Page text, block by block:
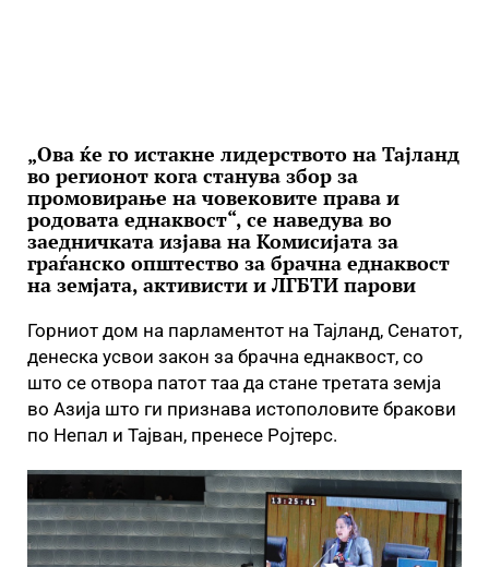
„Ова ќе го истакне лидерството на Тајланд
во регионот кога станува збор за
промовирање на човековите права и
родовата еднаквост“, се наведува во
заедничката изјава на Комисијата за
граѓанско општество за брачна еднаквост
на земјата, активисти и ЛГБТИ парови
Горниот дом на парламентот на Тајланд, Сенатот,
денеска усвои закон за брачна еднаквост, со
што се отвора патот таа да стане третата земја
во Азија што ги признава истополовите бракови
по Непал и Тајван, пренесе Ројтерс.